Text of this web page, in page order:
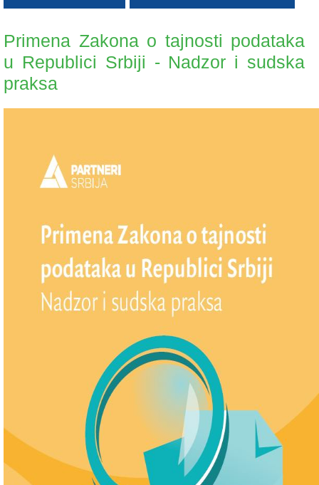
Primena Zakona o tajnosti podataka
u Republici Srbiji - Nadzor i sudska
praksa